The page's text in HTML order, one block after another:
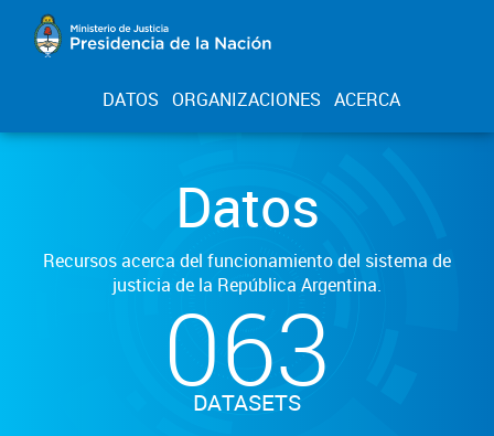
DATOS ORGANIZACIONES ACERCA
Datos
Recursos acerca del funcionamiento del sistema de
justicia de la República Argentina.
063
DATASETS